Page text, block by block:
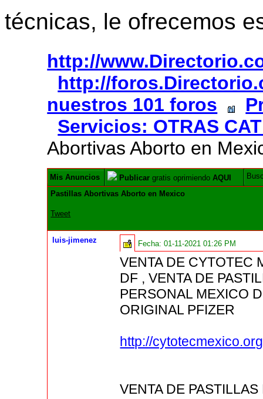
técnicas, le ofrecemos
http://
http://
nuestros 101 foros
Servicios: OTRAS
Abortivas Aborto en
Mis Anuncios Publicar gratis oprimiendoAQUI
Pastillas Abortivas Aborto en Mexico
Tweet
luis-jimenez Fecha:01-11-2021 01:26 PM
VENTA DE CYTOTEC
DF , VENTA DE
PERSONAL MEXICO
ORIGINAL PFIZER
http://
VENTA DE